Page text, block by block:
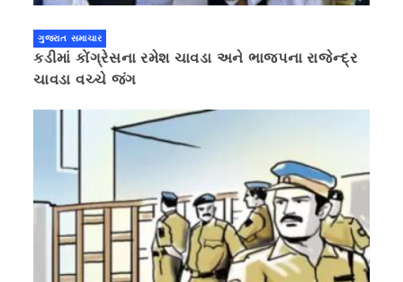
ગુજરાત સમાચાર
કડીમાં કોંગ્રેસના રમેશ ચાવડા અને ભાજપના રાજેન્દ્ર
ચાવડા વચ્ચે જંગ